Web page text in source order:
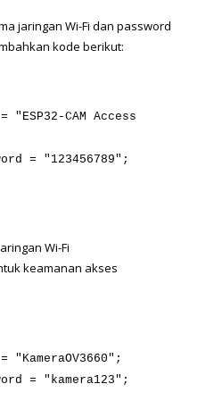
jaringan Wi-Fi dan password
kode berikut:
CAM Access
= "123456789";
Wi-Fi
keamanan akses
= "kamera123";